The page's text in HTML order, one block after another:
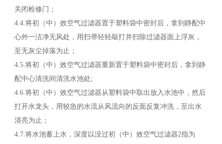
关闭检修门；
4.4.将初（中）效空气过滤器置于塑料袋中密封后，拿到静配中
心外一洁净无风处，用扫帚轻轻敲打并扫除过滤器面上浮灰，
至无灰尘掉落为止；
4.5.将初（中）效空气过滤器重新置于塑料袋中密封后，拿到静
配中心清洗间清洗水池处;
4.6.将初（中）效空气过滤器从塑料袋中取出放入水池中，然后
打开水龙头，用较急的水流从风流向的反面反复冲洗，至出水
清亮为止；
4.7.将水池蓄上水，深度以没过初（中）效空气过滤器2指为